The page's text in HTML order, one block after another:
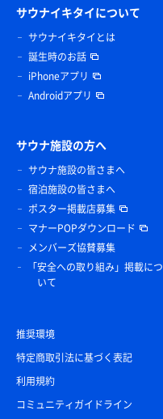
サウナイキタイについて
サウナイキタイとは
誕生時のお話
iPhoneアプリ
Androidアプリ
サウナ施設の方へ
サウナ施設の皆さまへ
宿泊施設の皆さまへ
ポスター掲載店募集
マナーPOPダウンロード
メンバーズ協賛募集
「安全への取り組み」掲載につ
いて
推奨環境
特定商取引法に基づく表記
利用規約
コミュニティガイドライン